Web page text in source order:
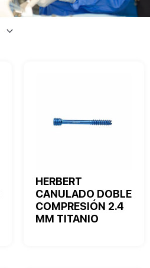
HERBERT
CANULADO DOBLE
COMPRESIÓN 2.4
MM TITANIO